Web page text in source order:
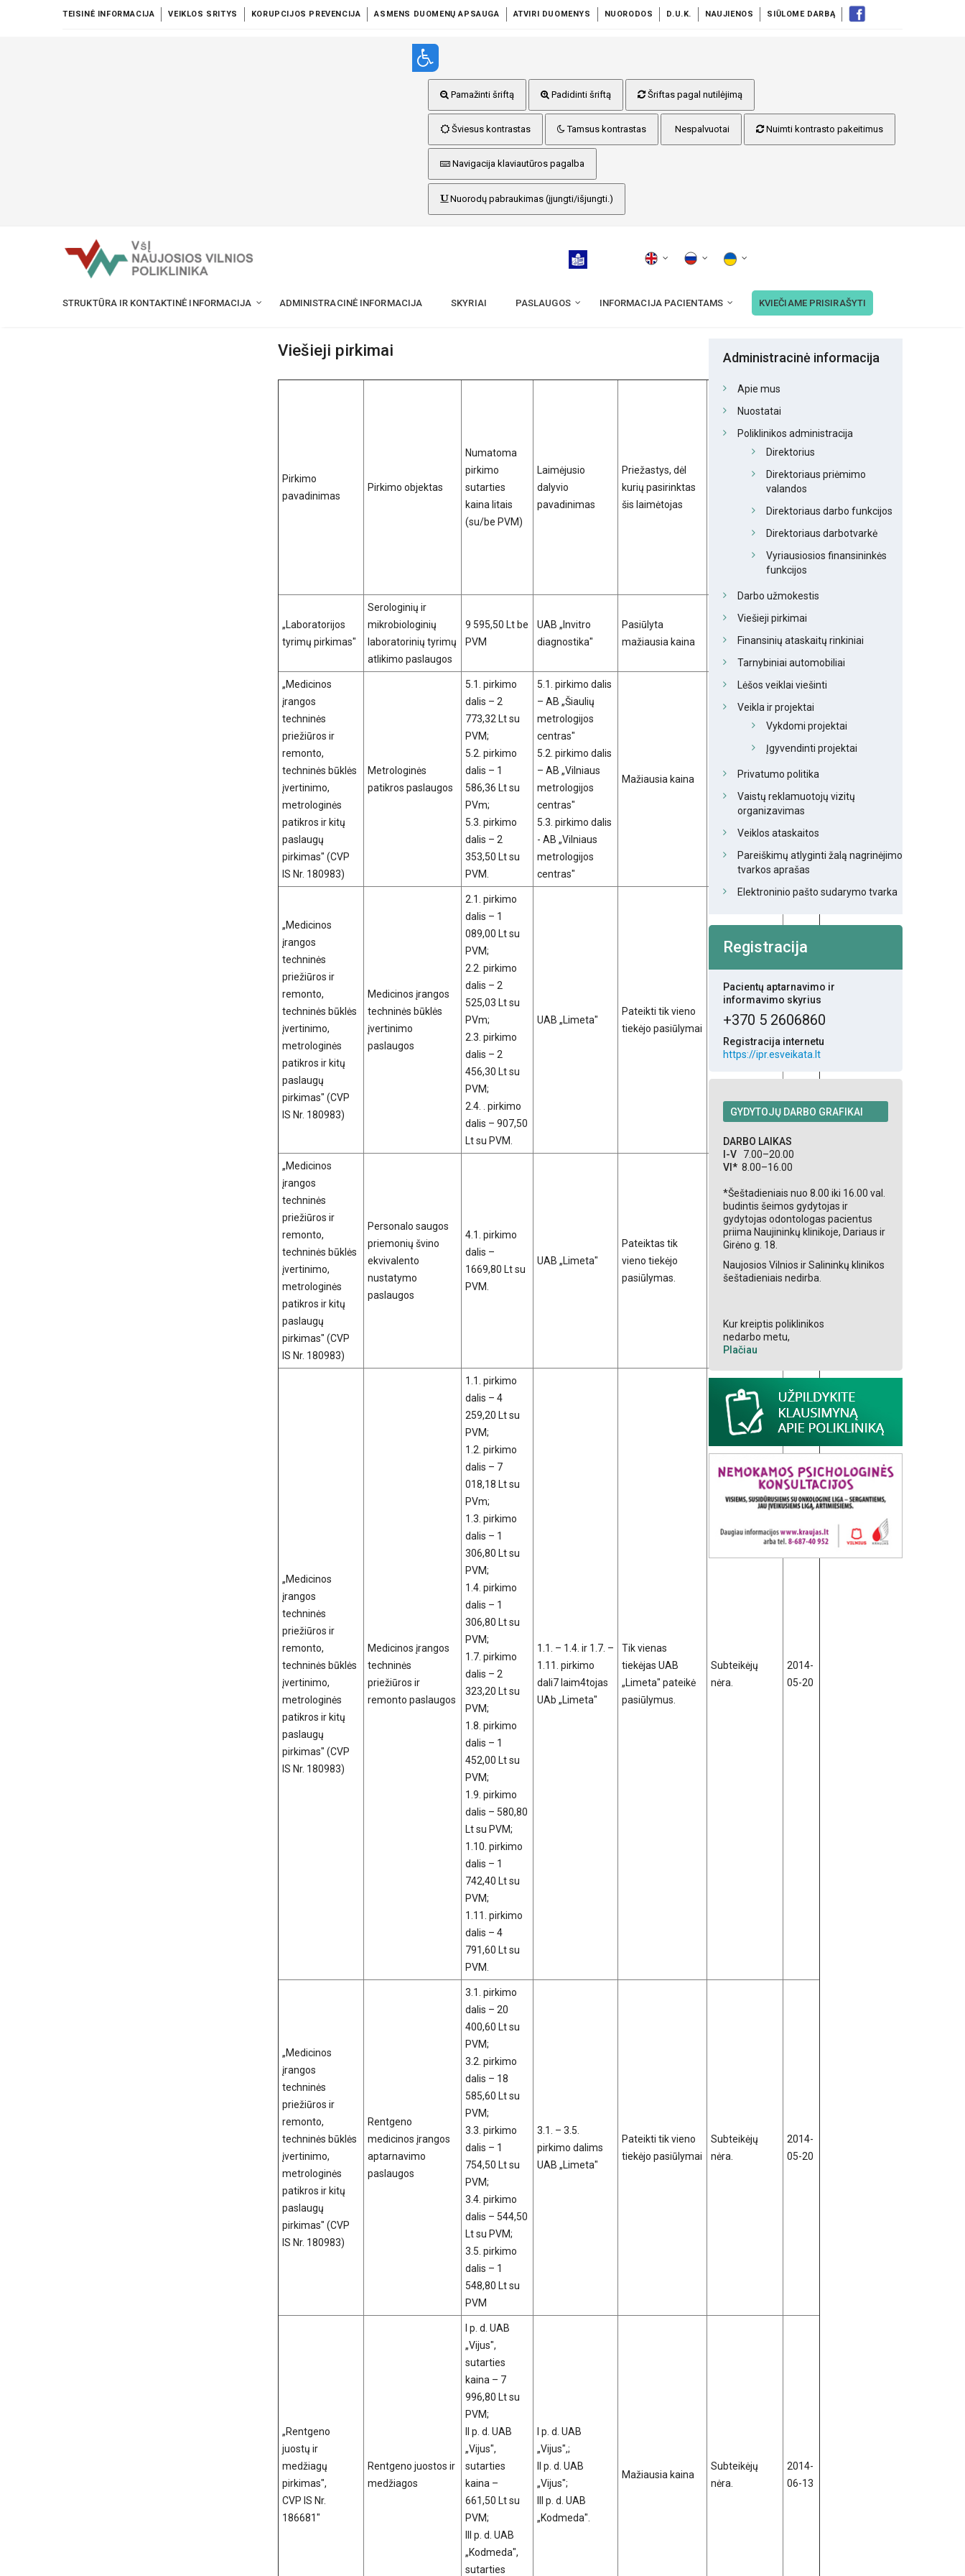
TEISINĖ INFORMACIJA VEIKLOS SRITYS KORUPCIJOS PREVENCIJA ASMENS DUOMENŲ APSAUGA ATVIRI DUOMENYS NUORODOS D.U.K. NAUJIENOS SIŪLOME DARBĄ
Pamažinti šriftą Padidinti šriftą Šriftas pagal nutilėjimą
Šviesus kontrastas Tamsus kontrastas Nespalvuotai Nuimti kontrasto pakeitimus
Navigacija klaviautūros pagalba
Nuorodų pabraukimas (įjungti/išjungti.)
STRUKTŪRA IR KONTAKTINĖ INFORMACIJA ADMINISTRACINĖ INFORMACIJA SKYRIAI PASLAUGOS INFORMACIJA PACIENTAMS KVIEČIAME PRISIRAŠYTI
Viešieji pirkimai
Pirkimo
pavadinimas
Pirkimo objektas
Numatoma
pirkimo
sutarties
kaina litais
(su/be PVM)
Laimėjusio
dalyvio
pavadinimas
Priežastys, dėl
kurių pasirinktas
šis laimėtojas
Jei žinoma,
pirkimo
sutarties
dalis, kuriai
subtiekėjus ar
Data
„Laboratorijos
tyrimų pirkimas"
Serologinių ir
mikrobiologinių
laboratorinių tyrimų
atlikimo paslaugos
9 595,50 Lt be
PVM
UAB „Invitro
diagnostika"
Pasiūlyta
mažiausia kaina
Subteikėjų
nėra.
2014-
03-31
„Medicinos
įrangos
techninės
priežiūros ir
remonto,
techninės būklės
įvertinimo,
metrologinės
patikros ir kitų
paslaugų
pirkimas" (CVP
IS Nr. 180983)
Metrologinės
patikros paslaugos
5.1. pirkimo
dalis – 2
773,32 Lt su
PVM;
5.2. pirkimo
dalis – 1
586,36 Lt su
PVm;
5.3. pirkimo
dalis – 2
353,50 Lt su
PVM.
5.1. pirkimo dalis
– AB „Šiaulių
metrologijos
centras"
5.2. pirkimo dalis
– AB „Vilniaus
metrologijos
centras"
5.3. pirkimo dalis
- AB „Vilniaus
metrologijos
centras"
Mažiausia kaina
Subteikėjų
2014-
„Medicinos
įrangos
techninės
priežiūros ir
remonto,
techninės būklės
įvertinimo,
metrologinės
patikros ir kitų
paslaugų
pirkimas" (CVP
IS Nr. 180983)
Medicinos įrangos
techninės būklės
įvertinimo
paslaugos
2.1. pirkimo
dalis – 1
089,00 Lt su
PVM;
2.2. pirkimo
dalis – 2
525,03 Lt su
PVm;
2.3. pirkimo
dalis – 2
456,30 Lt su
PVM;
2.4. . pirkimo
dalis – 907,50
Lt su PVM.
UAB „Limeta"
Pateikti tik vieno
tiekėjo pasiūlymai
05-12
„Medicinos
įrangos
techninės
priežiūros ir
remonto,
techninės būklės
įvertinimo,
metrologinės
patikros ir kitų
paslaugų
pirkimas" (CVP
IS Nr. 180983)
Personalo saugos
priemonių švino
ekvivalento
nustatymo
paslaugos
4.1. pirkimo
dalis –
1669,80 Lt su
PVM.
UAB „Limeta"
Pateiktas tik
vieno tiekėjo
pasiūlymas.
Subteikėjų
nėra.
05-12
„Medicinos
įrangos
techninės
priežiūros ir
remonto,
techninės būklės
įvertinimo,
metrologinės
patikros ir kitų
paslaugų
pirkimas" (CVP
IS Nr. 180983)
Medicinos įrangos
techninės
priežiūros ir
remonto paslaugos
1.1. pirkimo
dalis – 4
259,20 Lt su
PVM;
1.2. pirkimo
dalis – 7
018,18 Lt su
PVm;
1.3. pirkimo
dalis – 1
306,80 Lt su
PVM;
1.4. pirkimo
dalis – 1
306,80 Lt su
PVM;
1.7. pirkimo
dalis – 2
323,20 Lt su
PVM;
1.8. pirkimo
dalis – 1
452,00 Lt su
PVM;
1.9. pirkimo
dalis – 580,80
Lt su PVM;
1.10. pirkimo
dalis – 1
742,40 Lt su
PVM;
1.11. pirkimo
dalis – 4
791,60 Lt su
PVM.
1.1. – 1.4. ir 1.7. –
1.11. pirkimo
dali7 laim4tojas
UAb „Limeta"
Tik vienas
tiekėjas UAB
„Limeta" pateikė
pasiūlymus.
Subteikėjų
nėra.
2014-
05-20
„Medicinos
įrangos
techninės
priežiūros ir
remonto,
techninės būklės
įvertinimo,
metrologinės
patikros ir kitų
paslaugų
pirkimas" (CVP
IS Nr. 180983)
Rentgeno
medicinos įrangos
aptarnavimo
paslaugos
3.1. pirkimo
dalis – 20
400,60 Lt su
PVM;
3.2. pirkimo
dalis – 18
585,60 Lt su
PVM;
3.3. pirkimo
dalis – 1
754,50 Lt su
PVM;
3.4. pirkimo
dalis – 544,50
Lt su PVM;
3.5. pirkimo
dalis – 1
548,80 Lt su
PVM
3.1. – 3.5.
pirkimo dalims
UAB „Limeta"
Pateikti tik vieno
tiekėjo pasiūlymai
Subteikėjų
nėra.
2014-
05-20
„Rentgeno
juostų ir
medžiagų
pirkimas",
CVP IS Nr.
186681"
Rentgeno juostos ir
medžiagos
I p. d. UAB
„Vijus",
sutarties
kaina – 7
996,80 Lt su
PVM;
II p. d. UAB
„Vijus",
sutarties
kaina –
661,50 Lt su
PVM;
III p. d. UAB
„Kodmeda",
sutarties
I p. d. UAB
„Vijus",;
II p. d. UAB
„Vijus";
III p. d. UAB
„Kodmeda".
Mažiausia kaina
Subteikėjų
nėra.
2014-
06-13
Administracinė informacija
Apie mus
Nuostatai
Poliklinikos administracija
Direktorius
Direktoriaus priėmimo
valandos
Direktoriaus darbo funkcijos
Direktoriaus darbotvarkė
Vyriausiosios finansininkės
funkcijos
Darbo užmokestis
Viešieji pirkimai
Finansinių ataskaitų rinkiniai
Tarnybiniai automobiliai
Lėšos veiklai viešinti
Veikla ir projektai
Vykdomi projektai
Įgyvendinti projektai
Privatumo politika
Vaistų reklamuotojų vizitų
organizavimas
Veiklos ataskaitos
Pareiškimų atlyginti žalą nagrinėjimo
tvarkos aprašas
Elektroninio pašto sudarymo tvarka
Registracija
Pacientų aptarnavimo ir
informavimo skyrius
+370 5 2606860
Registracija internetu
https://ipr.esveikata.lt
GYDYTOJŲ DARBO GRAFIKAI
DARBO LAIKAS
I-V 7.00–20.00
VI* 8.00–16.00
*Šeštadieniais nuo 8.00 iki 16.00 val.
budintis šeimos gydytojas ir
gydytojas odontologas pacientus
priima Naujininkų klinikoje, Dariaus ir
Girėno g. 18.
Naujosios Vilnios ir Salininkų klinikos
šeštadieniais nedirba.
Kur kreiptis poliklinikos
nedarbo metu,
Plačiau